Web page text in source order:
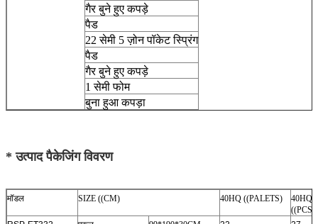
गैर बुने हुए कपड़े
पैड
22 सेमी 5 ज़ोन पॉकेट स्प्रिंग
पैड
गैर बुने हुए कपड़े
1 सेमी फोम
बुना हुआ कपड़ा
* उत्पाद पैकेजिंग विवरण
मॉडल SIZE ((CM) 40HQ ((PALETS)
40HQ
((PCS/